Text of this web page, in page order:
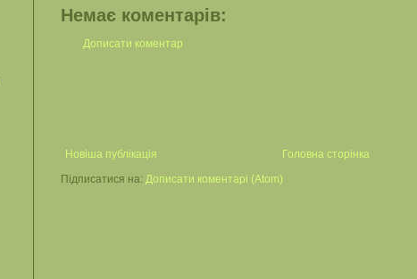
Немає коментарів:
Дописати коментар
Новіша публікація
Головна сторінка
Підписатися на: Дописати коментарі (Atom)